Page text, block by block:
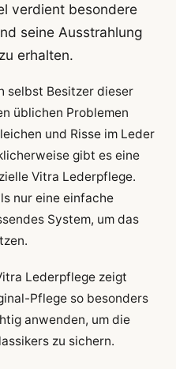
verdient besondere
seine Ausstrahlung
erhalten.
selbst Besitzer dieser
üblichen Problemen
und Risse im Leder
gibt es eine
Vitra Lederpflege.
nur eine einfache
System, um das
Lederpflege zeigt
Pflege so besonders
anwenden, um die
zu sichern.